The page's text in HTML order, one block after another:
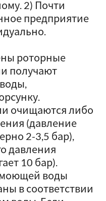
2) Почти
предприятие
роторные
получают
очищаются либо
(давление
2-3,5 бар),
давления
10 бар).
воды
в соответствии